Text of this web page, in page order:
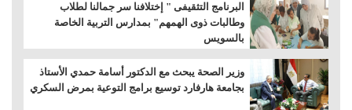
البرنامج التثقيفى " إختلافنا سر جمالنا لطلاب
وطالبات ذوى الهمهم" بمدارس التربية الخاصة
بالسويس
وزير الصحة يبحث مع الدكتور أسامة حمدي الأستاذ
بجامعة هارفارد توسيع برامج التوعية بمرض السكري